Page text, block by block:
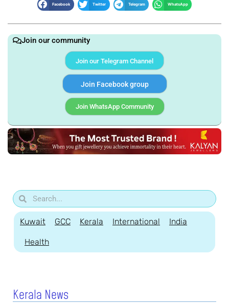
Facebook Twitter Telegram WhatsApp
Join our community
Join our Telegram Channel
Join Facebook group
Join WhatsApp Community
Kuwait GCC Kerala International India
Health
Kerala News